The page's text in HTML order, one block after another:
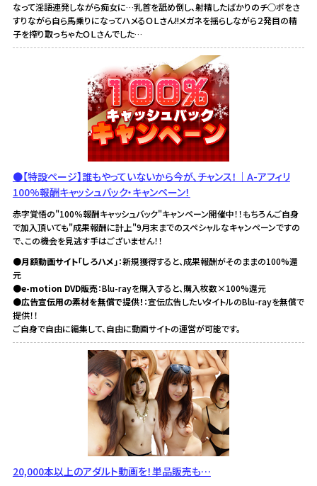
なって淫語連発しながら痴女に…乳首を舐め倒し、射精したばかりのチ○ポをさ
すりながら自ら馬乗りになってハメるＯＬさん!!メガネを揺らしながら２発目の精
子を搾り取っちゃたＯＬさんでした…
●【特設ページ】誰もやっていないから今が、チャンス！｜A-アフィリ
100%報酬キャッシュバック・キャンペーン！
赤字覚悟の"100％報酬キャッシュバック"キャンペーン開催中！！もちろんご自身
で加入頂いても"成果報酬に計上"9月末までのスペシャルなキャンペーンですの
で、この機会を見逃す手はございません！！
●月額動画サイト「しろハメ」：新規獲得すると、成果報酬がそのままの100%還
元
●e-motion DVD販売：Blu-rayを購入すると、購入枚数×100%還元
●広告宣伝用の素材を無償で提供！ ：宣伝広告したいタイトルのBlu-rayを無償で
提供！！
ご自身で自由に編集して、自由に動画サイトの運営が可能です。
20,000本以上のアダルト動画を！単品販売も…